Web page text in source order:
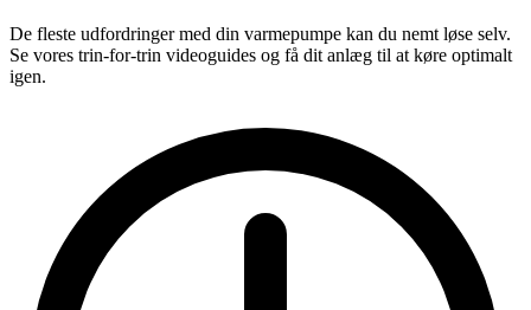
De fleste udfordringer med din varmepumpe kan du nemt løse selv.
Se vores trin-for-trin videoguides og få dit anlæg til at køre optimalt
igen.